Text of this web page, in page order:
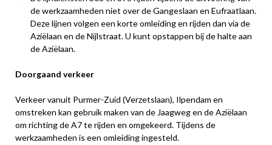
de werkzaamheden niet over de Gangeslaan en Eufraatlaan.
Deze lijnen volgen een korte omleiding en rijden dan via de
Aziëlaan en de Nijlstraat. U kunt opstappen bij de halte aan
de Aziëlaan.
Doorgaand verkeer
Verkeer vanuit Purmer-Zuid (Verzetslaan), Ilpendam en
omstreken kan gebruik maken van de Jaagweg en de Aziëlaan
om richting de A7 te rijden en omgekeerd. Tijdens de
werkzaamheden is een omleiding ingesteld.